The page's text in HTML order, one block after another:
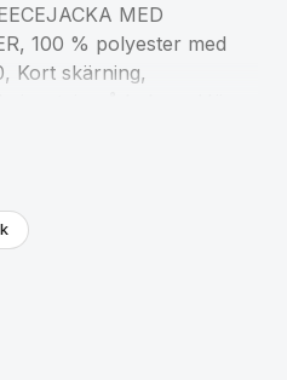
MED
100 % polyester med
Kort skärning,
dragkedja och lock,
i nederkant för
i avsnittet